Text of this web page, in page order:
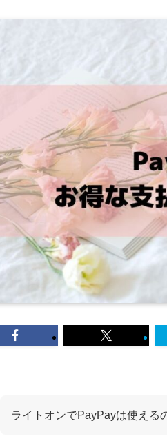
ライトオンでPayPayは使える